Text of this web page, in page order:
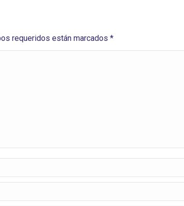
requeridos están marcados *